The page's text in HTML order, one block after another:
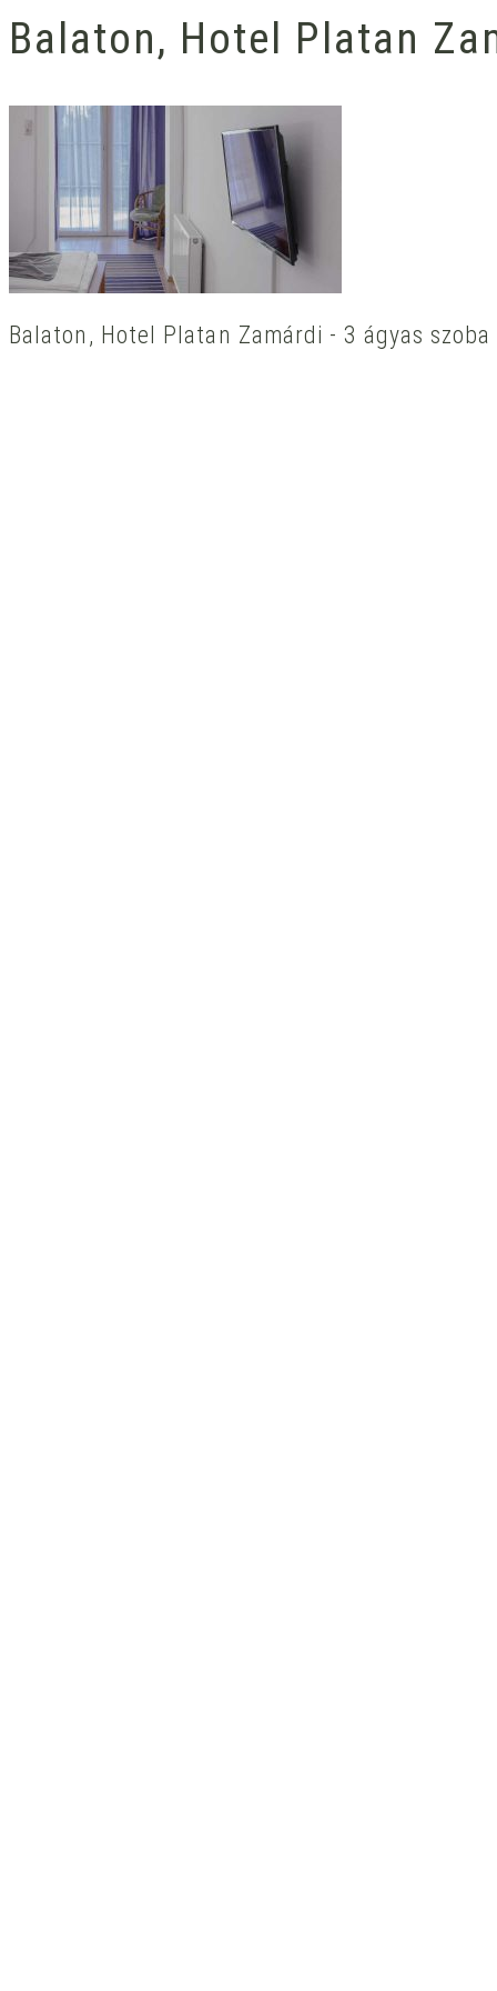
Balaton, Hotel Platan
Balaton, Hotel Platan Zamárdi - 3 ágyas szoba